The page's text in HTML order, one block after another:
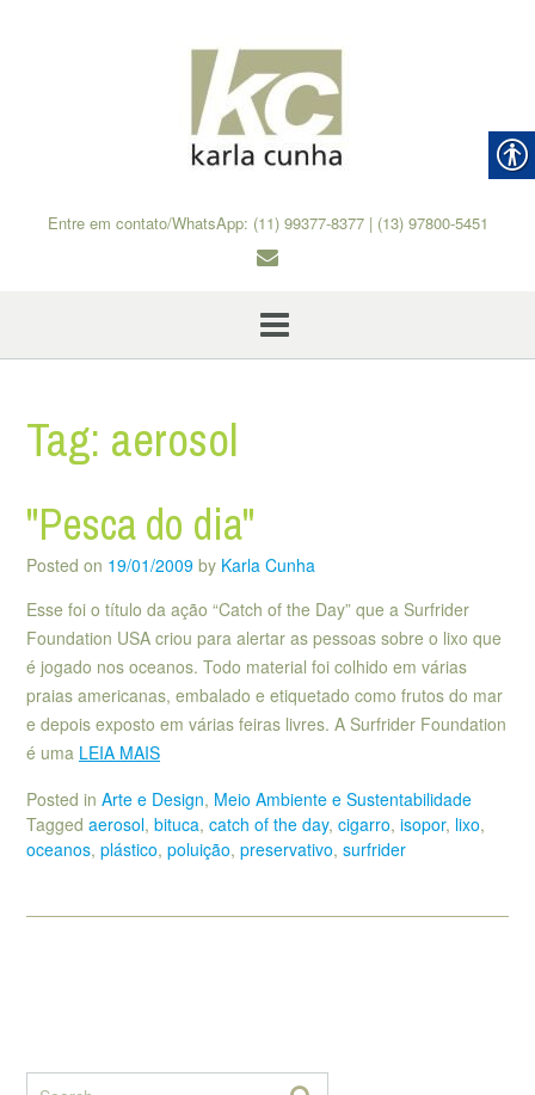
Entre em contato/WhatsApp: (11) 99377-8377 | (13) 97800-5451
Tag: aerosol
"Pesca do dia"
Posted on 19/01/2009 by Karla Cunha
Esse foi o título da ação “Catch of the Day” que a Surfrider
Foundation USA criou para alertar as pessoas sobre o lixo que
é jogado nos oceanos. Todo material foi colhido em várias
praias americanas, embalado e etiquetado como frutos do mar
e depois exposto em várias feiras livres. A Surfrider Foundation
é uma LEIA MAIS
Posted in Arte e Design, Meio Ambiente e Sustentabilidade
Tagged aerosol, bituca, catch of the day, cigarro, isopor, lixo,
oceanos, plástico, poluição, preservativo, surfrider